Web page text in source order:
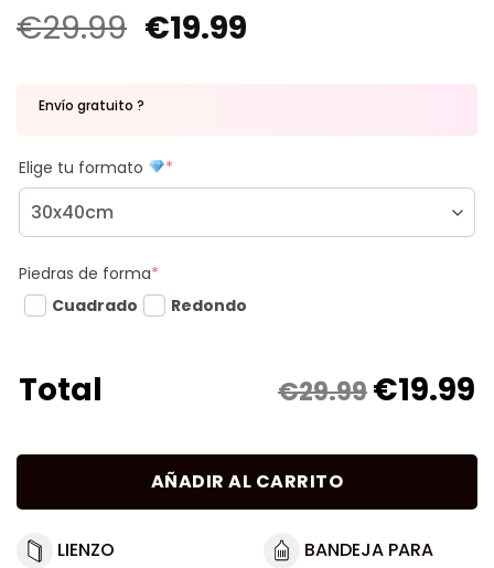
€29.99 €19.99
Envío gratuito ?
Elige tu formato *
Piedras de forma*
Cuadrado
Redondo
Total €29.99€19.99
AÑADIR AL CARRITO
LIENZO
BANDEJA PARA